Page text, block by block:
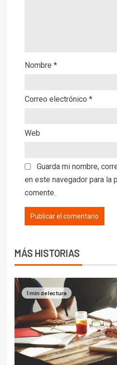
Nombre *
Correo electrónico *
Web
Guarda mi nombre,
en este navegador para la
comente.
MÁS HISTORIAS
1 min de lectura